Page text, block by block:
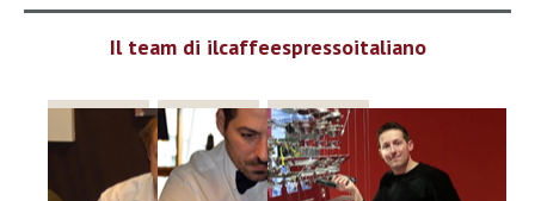
Il team di ilcaffeespressoitaliano